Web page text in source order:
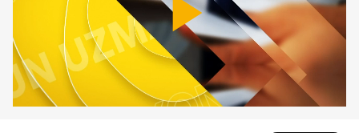
Play
Video